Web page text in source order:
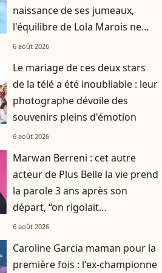
aussi
!
avec
de
"J'étais perdu et je
suis cherché" :
Thierry Henry
enfants, il brise un
tabou
27 novembre 2024
naissance de ses jumeaux,
l'équilibre de Lola Marois ne
tenait qu'à un fil
6 août 2026
Le mariage de ces deux stars
de la télé a été inoubliable : leur
photographe dévoile des
souvenirs pleins d'émotion
6 août 2026
Marwan Berreni : cet autre
acteur de Plus Belle la vie prend
la parole 3 ans après son
départ, “on rigolait
énormément, on se prenait la
6 août 2026
Caroline Garcia maman pour la
première fois : l'ex-championne